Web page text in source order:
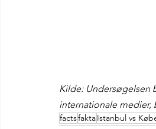
Kilde: Undersøgelsen
internationale medier,
factsfaktaIstanbul vs